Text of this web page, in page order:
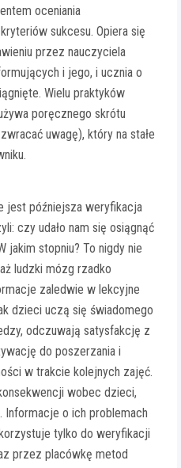
oceniania
sukcesu. Opiera się
przez nauczyciela
i jego, i ucznia o
Wielu praktyków
poręcznego skrótu
uwagę), który na stałe
jest późniejsza weryfikacja
czy udało nam się osiągnąć
jakim stopniu? To nigdy nie
ludzki mózg rzadko
zaledwie w lekcyjne
dzieci uczą się świadomego
odczuwają satysfakcję z
do poszerzania i
w trakcie kolejnych zajęć.
wobec dzieci,
o ich problemach
tylko do weryfikacji
przez placówkę metod